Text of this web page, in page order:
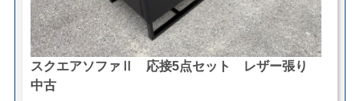
スクエアソファⅡ 応接5点セット レザー張り
中古